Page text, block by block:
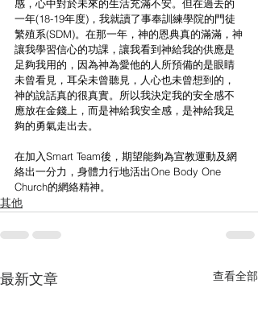
感，心中對於未來的生活充滿不安。但在過去的
一年(18-19年度)，我就讀了事奉訓練學院的門徒
繁殖系(SDM)。在那一年，神的恩典真的滿滿，神
讓我學習信心的功課，讓我看到神給我的供應是
足夠我用的，因為神為愛他的人所預備的是眼睛
未曾看見，耳朵未曾聽見，人心也未曾想到的，
神的說話真的很真實。所以我決定我的安全感不
應放在金錢上，而是神給我安全感，是神給我足
夠的勇氣走出去。
在加入Smart Team後，期望能夠為宣教運動及網
絡出一分力，身體力行地活出One Body One
Church的網絡精神。
其他
最新文章 查看全部